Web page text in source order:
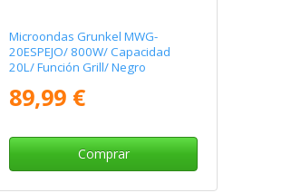
Microondas Grunkel MWG-
20ESPEJO/ 800W/ Capacidad
20L/ Función Grill/ Negro
89,99 €
Comprar